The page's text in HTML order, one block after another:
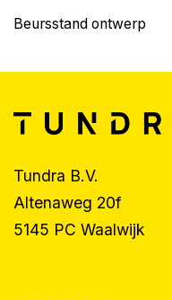
Beursstand ontwerp
Tundra B.V.
Altenaweg 20f
5145 PC Waalwijk